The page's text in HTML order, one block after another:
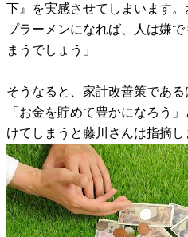
下』を実感させてしまいます
プラーメンになれば、人は嫌
まうでしょう」
そうなると、家計改善策である
「お金を貯めて豊かになろう
けてしまうと藤川さんは指摘し